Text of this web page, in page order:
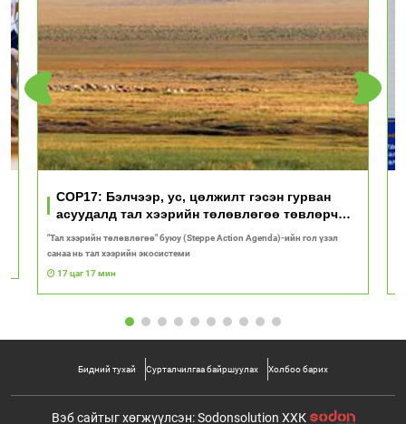
COP17: Бэлчээр, ус, цөлжилт гэсэн гурван
асуудалд тал хээрийн төлөвлөгөө төвлөрч
байна
"Тал хээрийн төлөвлөгөө" буюу (Steppe Action Agenda)-ийн гол үзэл
санаа нь тал хээрийн экосистеми
17 цаг 17 мин
Бидний тухай Сурталчилгаа байршуулах Холбоо барих
Вэб сайтыг хөгжүүлсэн: Sodonsolution ХХК